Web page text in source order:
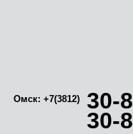
Омск: +7(3812) 30-
30-